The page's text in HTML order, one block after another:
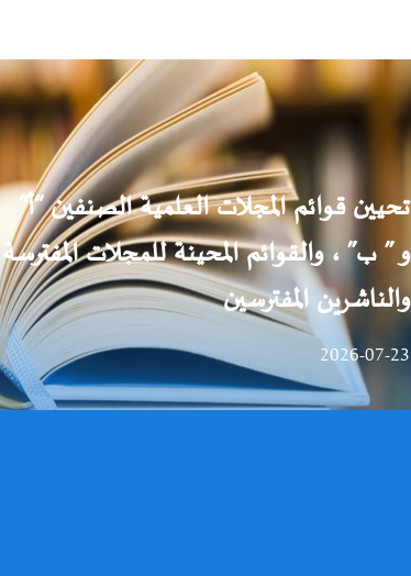
تحيين قوائم المجلات العلمية الصنفين “أ”
و ” ب” ، والقوائم المحينة للمجلات المفترسة
والناشرين المفترسين
2026-07-23